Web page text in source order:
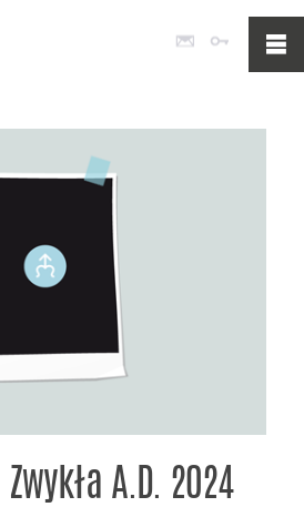
Poczta
A.D. 2024